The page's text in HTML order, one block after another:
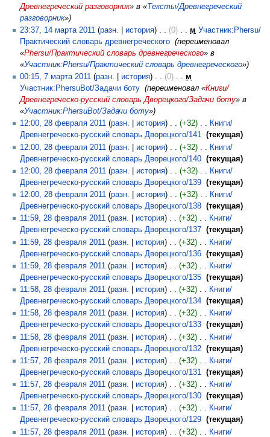
Древнегреческий разговорник» в «Тексты/Древнегреческий
разговорник»
23:37, 14 марта 2011
разн. история 0 м Участник:Phersu/
Практический словарь древнегреческого
переименовал
«Phersu/Практический словарь древнегреческого» в
«Участник:Phersu/Практический словарь древнегреческого»
00:15, 7 марта 2011 разн. история 0
м
Участник:PhersuBot/Задачи боту
переименовал «Книги/
Древнегреческо-русский словарь Дворецкого/Задачи боту» в
«Участник:PhersuBot/Задачи боту»
12:00, 28 февраля 2011 разн. история +32
Книги/
Древнегреческо-русский словарь Дворецкого/141
текущая
12:00, 28 февраля 2011
разн. история +32
Книги/
Древнегреческо-русский словарь Дворецкого/140
текущая
12:00, 28 февраля 2011 разн. история +32
Книги/
Древнегреческо-русский словарь Дворецкого/139
текущая
12:00, 28 февраля 2011 разн. история +32
Книги/
Древнегреческо-русский словарь Дворецкого/138
текущая
11:59, 28 февраля 2011 разн. история +32
Книги/
Древнегреческо-русский словарь Дворецкого/137
текущая
11:59, 28 февраля 2011
разн. история +32
Книги/
Древнегреческо-русский словарь Дворецкого/136
текущая
11:59, 28 февраля 2011 разн. история +32
Книги/
Древнегреческо-русский словарь Дворецкого/135
текущая
11:58, 28 февраля 2011 разн. история +32
Книги/
Древнегреческо-русский словарь Дворецкого/134
текущая
11:58, 28 февраля 2011 разн. история +32
Книги/
Древнегреческо-русский словарь Дворецкого/133
текущая
11:58, 28 февраля 2011
разн. история +32
Книги/
Древнегреческо-русский словарь Дворецкого/132
текущая
11:57, 28 февраля 2011 разн. история +32
Книги/
Древнегреческо-русский словарь Дворецкого/131
текущая
11:57, 28 февраля 2011 разн. история +32
Книги/
Древнегреческо-русский словарь Дворецкого/130
текущая
11:57, 28 февраля 2011 разн. история +32
Книги/
Древнегреческо-русский словарь Дворецкого/129
текущая
11:57, 28 февраля 2011
разн. история +32
Книги/